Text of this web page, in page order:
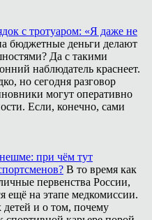
с тротуаром: «Я даже не
бюджетные деньги делают
Да с такими
наблюдатель краснеет.
но сегодня разговор
могут оперативно
Если, конечно, сами
при чём тут
В то время как
первенства России,
ещё на этапе медкомиссии.
и о том, почему